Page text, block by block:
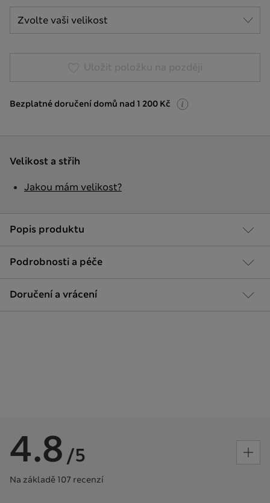
Uložit položku na později
Bezplatné doručení domů nad 1 200 Kč
Popis produktu
Podrobnosti a péče
Doručení a vrácení
Velikost a střih
Jakou mám velikost?
4.8 /5
Na základě 107 recenzí